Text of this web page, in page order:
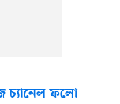
চ্যানেল ফলো